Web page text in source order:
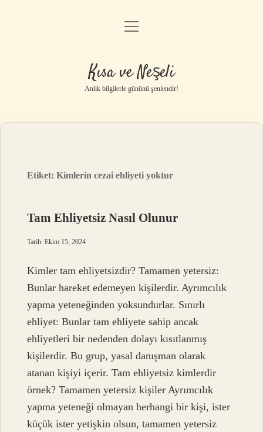
Anasayfa
Yasal Uyarı
menüyü
Kısa ve Neşeli
Anlık bilgilerle gününü şenlendir!
Etiket:Kimlerin cezai ehliyeti yoktur
Tam Ehliyetsiz Nasıl Olunur
Tarih: Ekim 15, 2024
Kimler tam ehliyetsizdir? Tamamen yetersiz:
Bunlar hareket edemeyen kişilerdir. Ayrımcılık
yapma yeteneğinden yoksundurlar. Sınırlı
ehliyet: Bunlar tam ehliyete sahip ancak
ehliyetleri bir nedenden dolayı kısıtlanmış
kişilerdir. Bu grup, yasal danışman olarak
atanan kişiyi içerir. Tam ehliyetsiz kimlerdir
örnek? Tamamen yetersiz kişiler Ayrımcılık
yapma yeteneği olmayan herhangi bir kişi, ister
küçük ister yetişkin olsun, tamamen yetersiz